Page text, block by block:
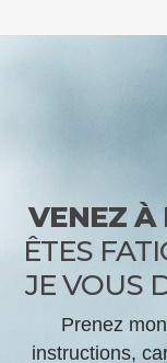
VENEZ À
ÊTES
JE VOUS
Prenez
instructions,